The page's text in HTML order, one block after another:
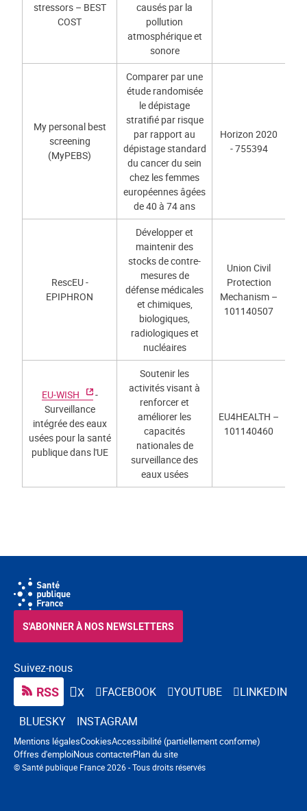
stressors – BEST
COST
causés par la
pollution
atmosphérique et
sonore
My personal best
screening
(MyPEBS)
Comparer par une
étude randomisée
le dépistage
stratifié par risque
par rapport au
dépistage standard
du cancer du sein
chez les femmes
européennes âgées
de 40 à 74 ans
Horizon 2020
- 755394
RescEU -
EPIPHRON
Développer et
maintenir des
stocks de contre-
mesures de
défense médicales
et chimiques,
biologiques,
radiologiques et
nucléaires
Union Civil
Protection
Mechanism –
101140507
EU-WISH
-
Surveillance
intégrée des eaux
usées pour la santé
publique dans l'UE
Soutenir les
activités visant à
renforcer et
améliorer les
capacités
nationales de
surveillance des
eaux usées
EU4HEALTH –
101140460
Suivez-nous
RSS X FACEBOOK YOUTUBE
LINKEDIN
BLUESKY
INSTAGRAM
S'ABONNER À NOS NEWSLETTERS
© Santé publique France 2026 - Tous droits réservés
Navigation pied de page
Mentions légalesCookiesAccessibilité (partiellement conforme)
Offres d'emploiNous contacterPlan du site